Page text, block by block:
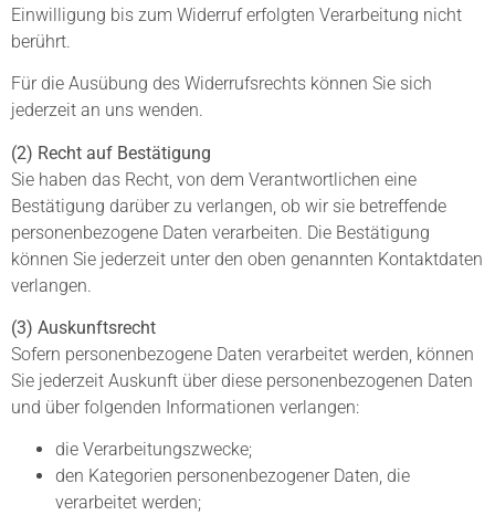
Einwilligung bis zum Widerruf erfolgten Verarbeitung nicht
berührt.
Für die Ausübung des Widerrufsrechts können Sie sich
jederzeit an uns wenden.
(2) Recht auf Bestätigung
Sie haben das Recht, von dem Verantwortlichen eine
Bestätigung darüber zu verlangen, ob wir sie betreffende
personenbezogene Daten verarbeiten. Die Bestätigung
können Sie jederzeit unter den oben genannten Kontaktdaten
verlangen.
(3) Auskunftsrecht
Sofern personenbezogene Daten verarbeitet werden, können
Sie jederzeit Auskunft über diese personenbezogenen Daten
und über folgenden Informationen verlangen:
die Verarbeitungszwecke;
den Kategorien personenbezogener Daten, die
verarbeitet werden;